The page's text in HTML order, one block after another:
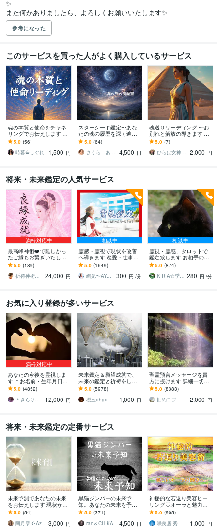
✨️
また何かありましたら、よろしくお願いいたします✨️
参考になった
このサービスを買った人がよく購入しているサービス
魂の本質と使命をチャネ
リングでお伝えします あ
なたが地球に生まれた本
当の意味とは？
5.0 (56)
時暮☯しぐれ
1,500 円
スターシード鑑定〜あな
たの魂の履歴を深く辿り
ます 〜地球外転生と魂の
成長段階から読み解くあ
なただけの物語
5.0 (64)
さくら あなたと守護霊を結ぶ人
4,500 円
魂送りリーディング 〜お
別れと解放の導きます お
別れすべきもの✧手放し✧
潜在意識✧リーディング✧
魂
5.0 (7)
ひらは女神リーディング
2,000 円
将来・未来鑑定の人気サービス
満枠対応中
最高峰神術❤️で難しかっ
たご縁もお繋ぎいたしま
す 【最強縁結びの最上
形】あなたの願いを具現
化させます※悪用厳禁
5.0 (189)
祈祷神術師 神羅
24,000 円
相談中
霊感・霊視で現状を改善
へ導きます 恋愛・仕事・
相手のお気持ち・未来の
兆し✴︎霊視で鑑定します
5.0 (1649)
絢妃〜AYAKI〜霊視鑑定師
300 円 /分
相談中
霊視・霊感、タロットで
鑑定致します お相手の気
持ち、今後の未来へ幸せ
になる為のアドバイス致
します
5.0 (874)
KIRIA☆季世。 280 円 /分
お気に入り登録が多いサービス
満枠対応中
あなたの今後を霊視しま
す ＊お名前・生年月日不
要・お写真のみで大丈夫
です＊
5.0 (4852)
＊きらりん＊
12,000 円
未来鑑定＆願望成就で、
未来の鑑定と祈祷をしま
す 霊視による未来鑑定と
願望成就の祈祷セット
5.0 (5978)
櫻五ohgo
1,000 円
聖霊預言メッセージを貴
方に授けます 詳細一切聞
かずに霊的預言メッセー
ジを貴方にお伝え致しま
す。
5.0 (8383)
旧約ヨブ
2,000 円
将来・未来鑑定の定番サービス
未来予測であなたの未来
をお伝えします 現状から
一変！素敵な未来を手に
入れましょう！
5.0 (54)
阿月雫 ☪︎Azuki☪︎ 3,000 円
黒猫ジンバーの未来予
知。あなたの未来を予知
します 未来を知り、多く
に備え、多くを得てくだ
さい
5.0 (371)
ran＆CHIKA
4,500 円
神秘的な若返り美容ヒー
リング♡オーラと魅力輝
きます ☆ミスティカル・
リジュベネーション / 神秘
美容光の若返り☆
5.0 (905)
咲良居 秀
1,000 円